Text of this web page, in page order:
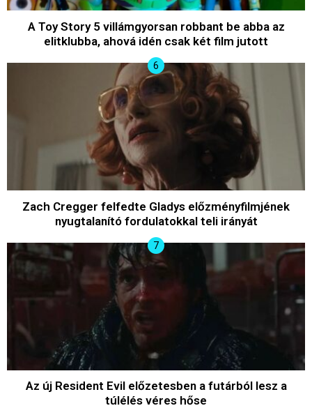
A Toy Story 5 villámgyorsan robbant be abba az
elitklubba, ahová idén csak két film jutott
Zach Cregger felfedte Gladys előzményfilmjének
nyugtalanító fordulatokkal teli irányát
Az új Resident Evil előzetesben a futárból lesz a
túlélés véres hőse